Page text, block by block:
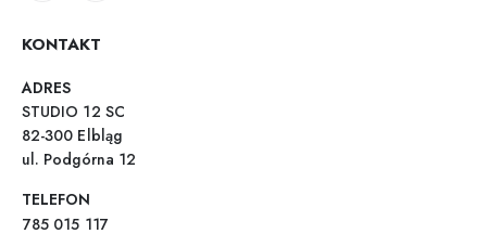
KONTAKT
ADRES
STUDIO 12 SC
82-300 Elbląg
ul. Podgórna 12
TELEFON
785 015 117